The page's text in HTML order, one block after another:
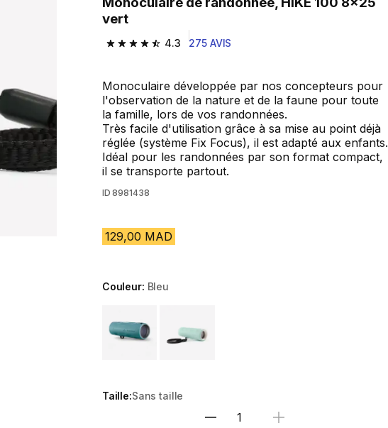
vert
4.3
4.3 out of 5 stars from 275 reviews
275 AVIS
Monoculaire développée par nos concepteurs pour
l'observation de la nature et de la faune pour toute
la famille, lors de vos randonnées.
Très facile d'utilisation grâce à sa mise au point déjà
réglée (système Fix Focus), il est adapté aux enfants.
Idéal pour les randonnées par son format compact,
il se transporte partout.
ID 8981438
129,00 MAD
Couleur: Bleu
Taille:Sans taille
Sélectionnez la quantité